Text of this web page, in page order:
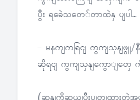
ပွီး ရခေဲသတေ်တာထဲနှ ပျပါ…
– မနကျကရြငျ ကွကျသှနျ
ဆိုရငျ ကွကျသှနျကွောျတှေ ကို